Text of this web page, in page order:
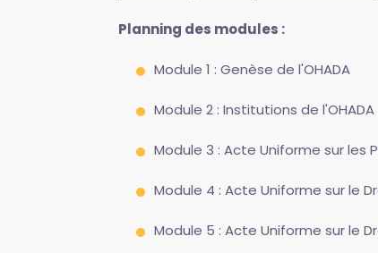
Planning des modules :
Module 1 : Genèse de l'OHADA
Module 2 : Institutions de l'OHADA
Module 3 : Acte Uniforme sur les
Module 4 : Acte Uniforme sur le
Module 5 : Acte Uniforme sur le